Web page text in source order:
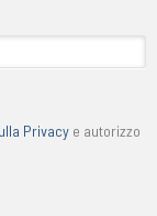
Privacy e autorizzo